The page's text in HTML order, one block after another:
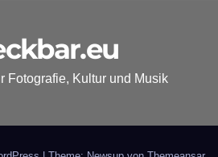
Fotografie, Kultur und Musik